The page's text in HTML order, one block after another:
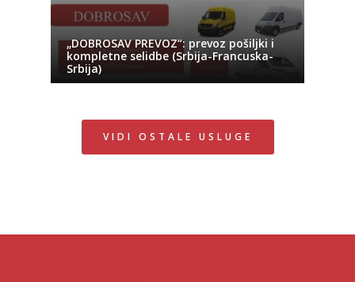
„DOBROSAV PREVOZ“: prevoz pošiljki i
kompletne selidbe (Srbija-Francuska-
Srbija)
VIDI OSTALE USLUGE